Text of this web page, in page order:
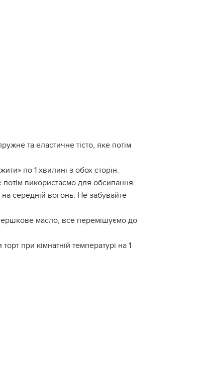
та еластичне тісто, яке потім
по 1 хвилині з обох сторін.
використаємо для обсипання.
середній вогонь. Не забувайте
масло, все перемішуємо до
при кімнатній температурі на 1